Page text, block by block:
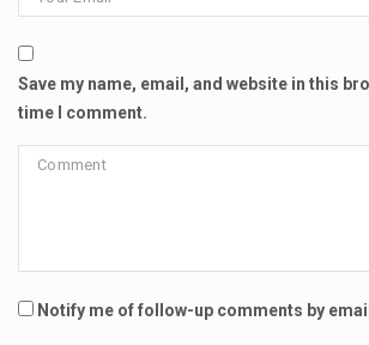
Save my name, email, and website in this
time I comment.
Notify me of follow-up comments by